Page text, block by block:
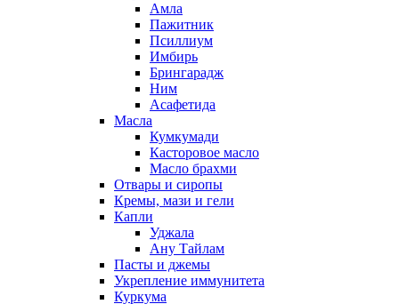
Амла
Пажитник
Псиллиум
Имбирь
Брингарадж
Ним
Асафетида
Масла
Кумкумади
Касторовое масло
Масло брахми
Отвары и сиропы
Кремы, мази и гели
Капли
Уджала
Ану Тайлам
Пасты и джемы
Укрепление иммунитета
Куркума